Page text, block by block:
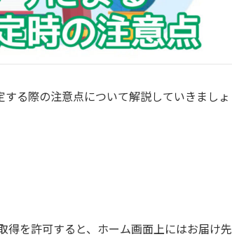
る際の注意点について解説していきましょ
を許可すると、ホーム画面上にはお届け先